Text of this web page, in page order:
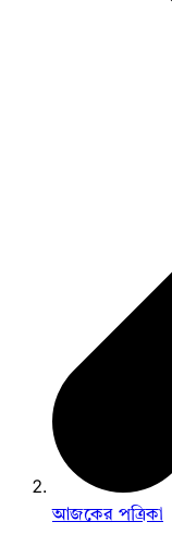
আজকের পত্রিকা